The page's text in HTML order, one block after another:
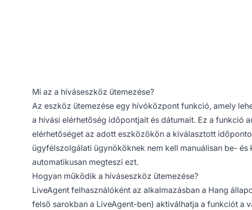
Mi az a híváseszköz ütemezése?
Az eszköz ütemezése egy hívóközpont funkció, amely
a hívási elérhetőség időpontjait és dátumait. Ez a funkció
elérhetőséget az adott eszközökön a kiválasztott
ügyfélszolgálati ügynököknek nem kell manuálisan be-
automatikusan megteszi ezt.
Hogyan működik a híváseszköz ütemezése?
LiveAgent felhasználóként az alkalmazásban a Hang
felső sarokban a LiveAgent-ben) aktiválhatja a funkciót a